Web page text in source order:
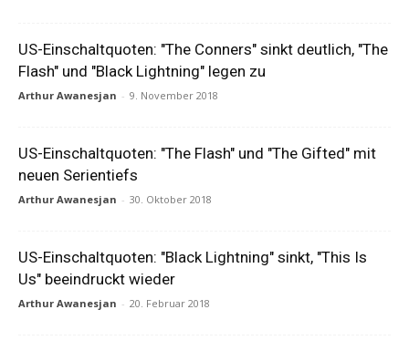
US-Einschaltquoten: "The Conners" sinkt deutlich, "The
Flash" und "Black Lightning" legen zu
Arthur Awanesjan - 9. November 2018
US-Einschaltquoten: "The Flash" und "The Gifted" mit
neuen Serientiefs
Arthur Awanesjan - 30. Oktober 2018
US-Einschaltquoten: "Black Lightning" sinkt, "This Is
Us" beeindruckt wieder
Arthur Awanesjan - 20. Februar 2018